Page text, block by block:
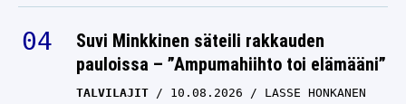
Suvi Minkkinen säteili rakkauden
pauloissa – ”Ampumahiihto toi elämääni”
TALVILAJIT 10.08.2026 LASSE HONKANEN